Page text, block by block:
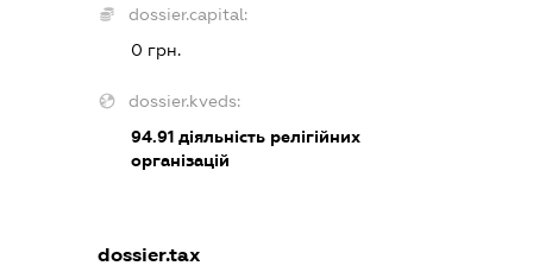
dossier.capital:
0 грн.
dossier.kveds:
94.91діяльність релігійних
організацій
dossier.tax